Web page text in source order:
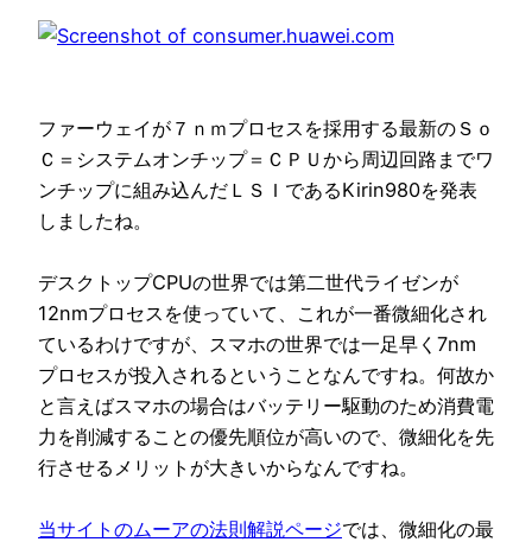
ファーウェイが７ｎｍプロセスを採用する最新のＳｏ
Ｃ＝システムオンチップ＝ＣＰＵから周辺回路までワ
ンチップに組み込んだＬＳＩであるKirin980を発表
しましたね。
デスクトップCPUの世界では第二世代ライゼンが
12nmプロセスを使っていて、これが一番微細化され
ているわけですが、スマホの世界では一足早く7nm
プロセスが投入されるということなんですね。何故か
と言えばスマホの場合はバッテリー駆動のため消費電
力を削減することの優先順位が高いので、微細化を先
行させるメリットが大きいからなんですね。
当サイトのムーアの法則解説ページでは、微細化の最